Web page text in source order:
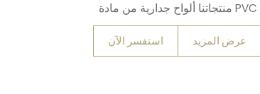
منتجاتنا ألواح جدارية من مادة PVC
مقاومة للماء ذات أخاديد. إنهنسيج
مميز ذو أخاديد يُضفي هذا الكساء
المصنوع من مادة PVC عمقًا وأناقةً
استفسر الآن عرض المزيد